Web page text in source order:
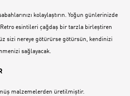
kolaylaştırın. Yoğun günlerinizde
esintileri çağdaş bir tarzla birleştiren
sizi nereye götürürse götürsün, kendinizi
sağlayacak.
malzemelerden üretilmiştir.